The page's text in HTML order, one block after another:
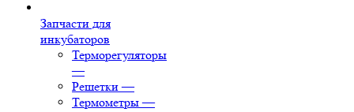
Запчасти для
инкубаторов
Терморегуляторы
—
Решетки —
Термометры —